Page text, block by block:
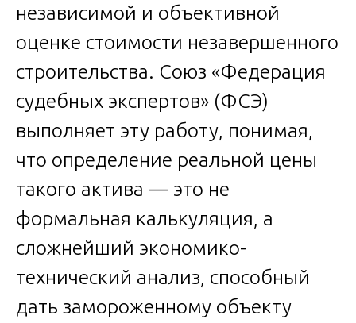
независимой и объективной
оценке стоимости незавершенного
строительства. Союз «Федерация
судебных экспертов» (ФСЭ)
выполняет эту работу, понимая,
что определение реальной цены
такого актива — это не
формальная калькуляция, а
сложнейший экономико-
технический анализ, способный
дать замороженному объекту